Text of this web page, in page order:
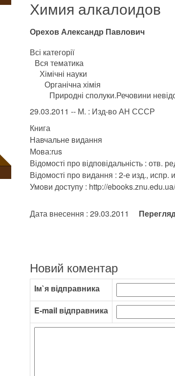
Химия алкалоидов
Орехов Александр Павлович
Всі категорії
Вся тематика
Хімічні науки
Органічна хімія
Природні сполуки.Речовини
29.03.2011 -- М. : Изд-во АН СССР
Книга
Навчальне видання
Мова:rus
Відомості про відповідальність : отв.
Відомості про видання : 2-е изд., испр.
Умови доступу : http://
Дата внесення : 29.03.2011
Новий коментар
Ім`я відправника
E-mail відправника